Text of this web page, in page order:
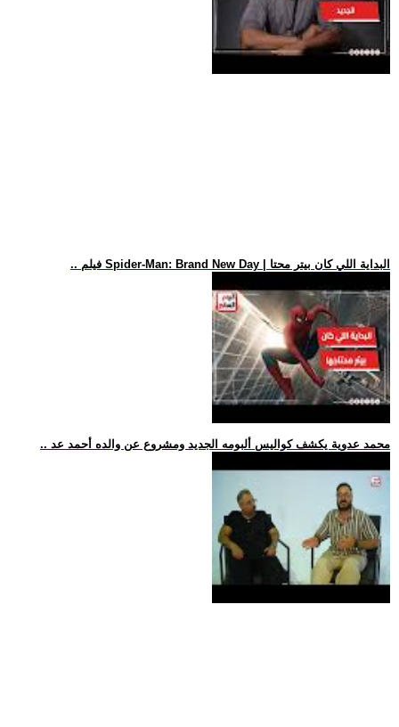
.. فيلم Spider-Man: Brand New Day | البداية اللي كان بيتر محتا
.. محمد عدوية يكشف كواليس ألبومه الجديد ومشروع عن والده أحمد عد